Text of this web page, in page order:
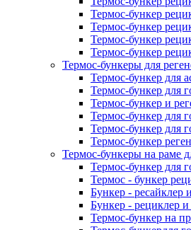
Термос-бункер
Термос-бункер
Термос-бункер
Термос-бункер
Термос-бункеры для
Термос-бункер для
Термос-бункер для
Термос-бункер и
Термос-бункер для
Термос-бункер для
Термос-бункер
Термос-бункеры на раме
Термос-бункер для
Термос - бункер
Бункер - ресайклер
Бункер - рециклер и
Термос-бункер на